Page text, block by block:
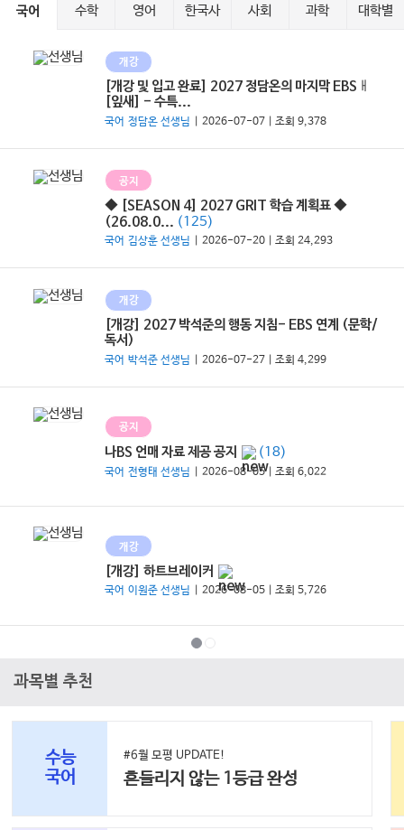
국어 수학 영어 한국사 사회 과학 대학별
개강
[개강 및 입고 완료] 2027 정담온의 마지막 EBSㅐ
[잎새] - 수특...
국어 정담온 선생님 | 2026-07-07 | 조회 9,378
공지
◆ [SEASON 4] 2027 GRIT 학습 계획표 ◆
(26.08.0... (125)
국어 김상훈 선생님 | 2026-07-20 | 조회 24,293
개강
[개강] 2027 박석준의 행동 지침- EBS 연계 (문학/
독서)
국어 박석준 선생님 | 2026-07-27 | 조회 4,299
공지
나BS 언매 자료 제공 공지 (18)
국어 전형태 선생님 | 2026-08-05 | 조회 6,022
개강
[개강] 하트브레이커
국어 이원준 선생님 | 2026-08-05 | 조회 5,726
과목별 추천
수능
국어
#6월 모평 UPDATE!
흔들리지 않는 1등급 완성